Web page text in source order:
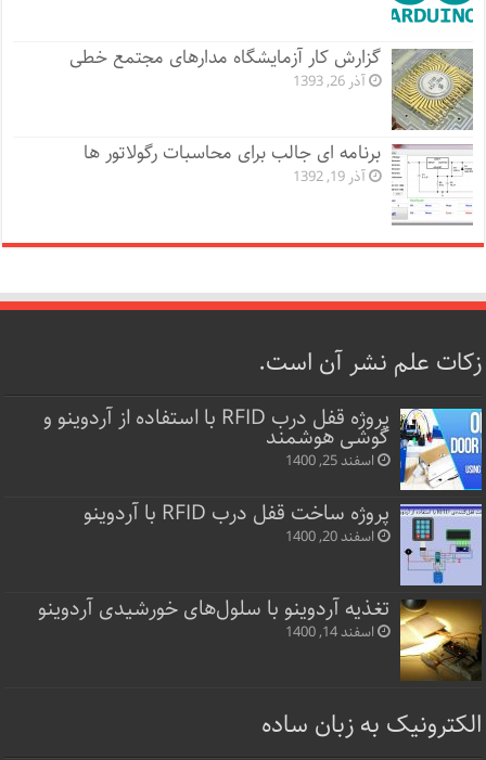
گزارش کار آزمایشگاه مدارهای مجتمع خطی
آذر 26, 1393
برنامه ای جالب برای محاسبات رگولاتور ها
آذر 19, 1392
زکات علم نشر آن است.
پروژه قفل‌ درب RFID با استفاده از آردوینو و
گوشی هوشمند
اسفند 25, 1400
پروژه ساخت قفل‌ درب RFID با آردوینو
اسفند 20, 1400
تغذیه آردوینو با سلول‌های خورشیدی آردوینو
اسفند 14, 1400
الکترونیک به زبان ساده